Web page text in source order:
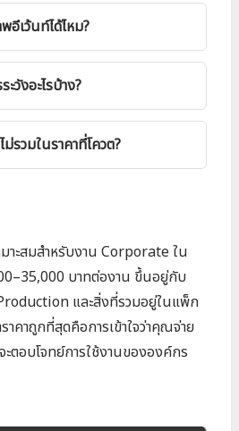
อีเว้นท์ได้ไหม?
วังอะไรบ้าง?
ม่รวมในราคาที่โควต?
าะสมสำหรับงาน Corporate ใน
บาทต่องาน ขึ้นอยู่กับ
และสิ่งที่รวมอยู่ในแพ็ก
าคาถูกที่สุดคือการเข้าใจว่าคุณจ่าย
ะตอบโจทย์การใช้งานขององค์กร